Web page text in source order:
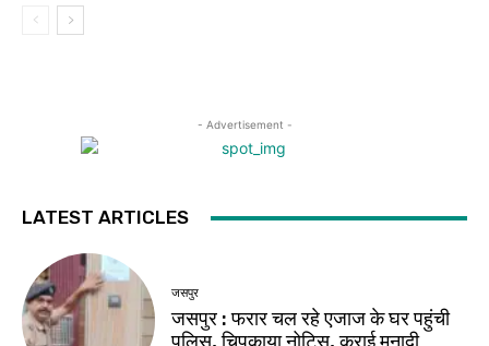
- Advertisement -
LATEST ARTICLES
जसपुर
जसपुर : फरार चल रहे एजाज के घर पहुंची